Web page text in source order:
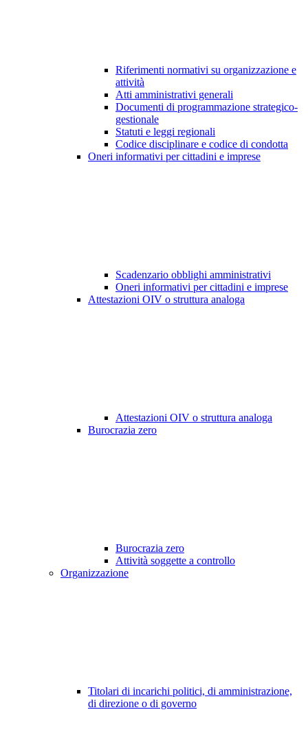
Riferimenti normativi su organizzazione e
attività
Atti amministrativi generali
Documenti di programmazione strategico-
gestionale
Statuti e leggi regionali
Codice disciplinare e codice di condotta
Oneri informativi per cittadini e imprese
Scadenzario obblighi amministrativi
Oneri informativi per cittadini e imprese
Attestazioni OIV o struttura analoga
Attestazioni OIV o struttura analoga
Burocrazia zero
Burocrazia zero
Attività soggette a controllo
Organizzazione
Titolari di incarichi politici, di amministrazione,
di direzione o di governo